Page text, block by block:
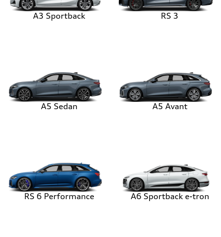
A3 Sportback RS 3
A5 Sedan A5 Avant
RS 6 Performance A6 Sportback e-tron